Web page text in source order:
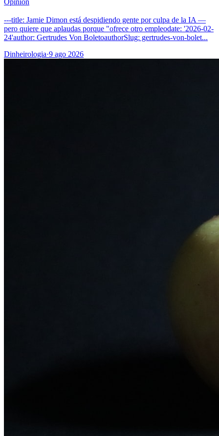
Opinión
---title: Jamie Dimon está despidiendo gente por culpa de la IA —
pero quiere que aplaudas porque "ofrece otro empleodate: '2026-02-
24'author: Gertrudes Von BoletoauthorSlug: gertrudes-von-bolet...
Dinheirologia·9 ago 2026